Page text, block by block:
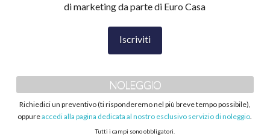
di marketing da parte di Euro Casa
NOLEGGIO
Richiedici un preventivo (ti risponderemo nel più breve tempo possibile),
oppureaccedi alla pagina dedicata al nostro esclusivo servizio di noleggio.
Tutti i campi sono obbligatori.